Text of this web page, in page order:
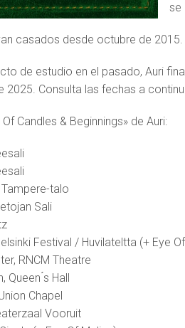
se
casados ​​desde octubre de 2015.
de estudio en el pasado, Auri
Consulta las fechas a
Candles & Beginnings» de Auri:
talo
Sali
Festival / Huvilateltta (+ Eye
RNCM Theatre
Queen ́s Hall
Chapel
Vooruit